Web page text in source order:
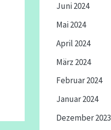
Juni 2024
Mai 2024
April 2024
März 2024
Februar 2024
Januar 2024
Dezember 2023